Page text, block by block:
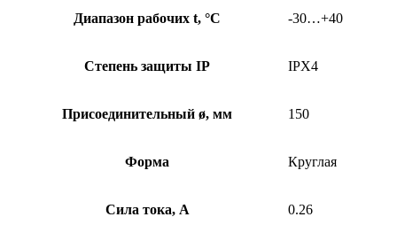
Диапазон рабочих t, °C -30…+40
Степень защиты IP IPX4
Присоединительный ø, мм 150
Форма Круглая
Сила тока, А 0.26